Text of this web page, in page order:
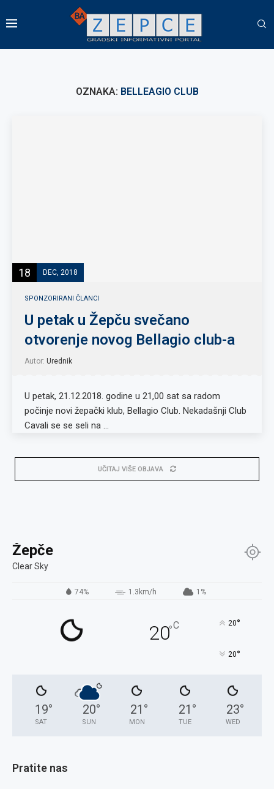
OZNAKA: BELLEAGIO CLUB
18 DEC, 2018
SPONZORIRANI ČLANCI
U petak u Žepču svečano
otvorenje novog Bellagio club-a
Autor: Urednik
U petak, 21.12.2018. godine u 21,00 sat sa radom
počinje novi žepački klub, Bellagio Club. Nekadašnji Club
Cavali se se seli na …
UČITAJ VIŠE OBJAVA
Žepče
Clear Sky
74% 1.3km/h 1%
20°C 20°
20°
19°
SAT
20°
SUN
21 °
MON
21 °
TUE
23°
WED
Pratite nas